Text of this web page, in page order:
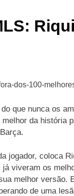
que nunca os
melhor da história
jogador, coloca
viveram os
melhor
de uma